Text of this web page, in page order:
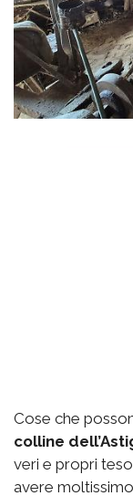
Cose che
colline
veri e propri
avere